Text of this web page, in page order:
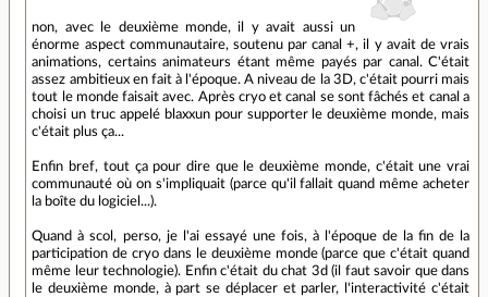
non, avec le deuxième monde, il y avait aussi un
énorme aspect communautaire, soutenu par canal +, il y avait de vrais
animations, certains animateurs étant même payés par canal. C'était
assez ambitieux en fait à l'époque. A niveau de la 3D, c'était pourri mais
tout le monde faisait avec. Après cryo et canal se sont fâchés et canal a
choisi un truc appelé blaxxun pour supporter le deuxième monde, mais
c'était plus ça...
Enfin bref, tout ça pour dire que le deuxième monde, c'était une vrai
communauté où on s'impliquait (parce qu'il fallait quand même acheter
la boîte du logiciel...).
Quand à scol, perso, je l'ai essayé une fois, à l'époque de la fin de la
participation de cryo dans le deuxième monde (parce que c'était quand
même leur technologie). Enfin c'était du chat 3d (il faut savoir que dans
le deuxième monde, à part se déplacer et parler, l'interactivité c'était